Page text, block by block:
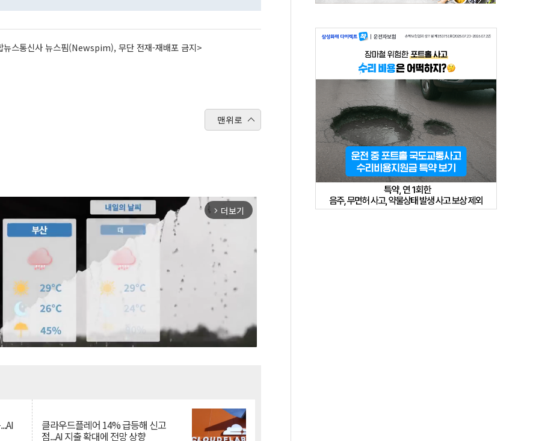
뉴스통신사 뉴스핌(Newspim), 무단 전재-재배포 금지>
맨위로
arrow_forward_ios 더보기
클라우드플레어 14% 급등해 신고
점...AI 지출 확대에 전망 상향